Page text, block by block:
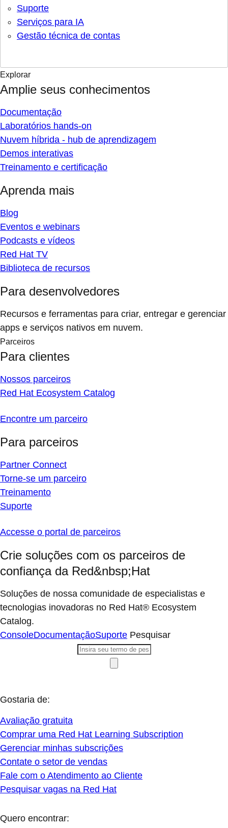
Suporte
Serviços para IA
Gestão técnica de contas
Explorar
Amplie seus conhecimentos
Documentação
Laboratórios hands-on
Nuvem híbrida - hub de aprendizagem
Demos interativas
Treinamento e certificação
Aprenda mais
Blog
Eventos e webinars
Podcasts e vídeos
Red Hat TV
Biblioteca de recursos
Para desenvolvedores
Recursos e ferramentas para criar, entregar e gerenciar
apps e serviços nativos em nuvem.
Parceiros
Para clientes
Nossos parceiros
Red Hat Ecosystem Catalog
Encontre um parceiro
Para parceiros
Partner Connect
Torne-se um parceiro
Treinamento
Suporte
Accesse o portal de parceiros
Crie soluções com os parceiros de
confiança da Red&nbsp;Hat
Soluções de nossa comunidade de especialistas e
tecnologias inovadoras no Red Hat® Ecosystem
Catalog.
ConsoleDocumentaçãoSuporte Pesquisar
Gostaria de:
Avaliação gratuita
Comprar uma Red Hat Learning Subscription
Gerenciar minhas subscrições
Contate o setor de vendas
Fale com o Atendimento ao Cliente
Pesquisar vagas na Red Hat
Quero encontrar: